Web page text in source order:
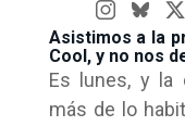
Asistimos a la
Cool, y no nos
Es lunes, y la
más de lo